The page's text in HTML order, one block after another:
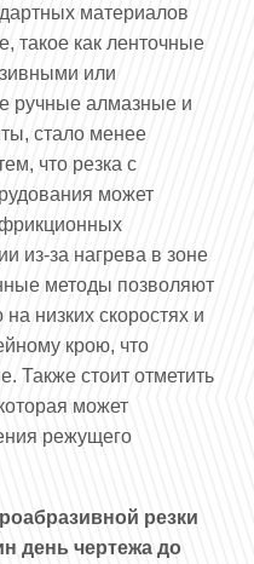
материалов
такое как ленточные
или
ручные алмазные и
стало менее
что резка с
может
из-за нагрева в зоне
методы позволяют
низких скоростях и
крою, что
Также стоит отметить
может
режущего
резки
день чертежа до